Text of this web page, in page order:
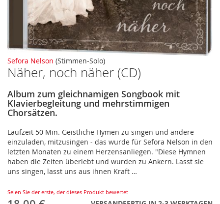
Sefora Nelson (Stimmen-Solo)
Näher, noch näher (CD)
Album zum gleichnamigen Songbook mit
Klavierbegleitung und mehrstimmigen
Chorsätzen.
Laufzeit 50 Min. Geistliche Hymen zu singen und andere
einzuladen, mitzusingen - das wurde für Sefora Nelson in den
letzten Monaten zu einem Herzensanliegen. "Diese Hymnen
haben die Zeiten überlebt und wurden zu Ankern. Lasst sie
uns singen, lasst uns aus ihnen Kraft …
Seien Sie der erste, der dieses Produkt bewertet
Zum
Anfang
der
Bildergalerie
springen